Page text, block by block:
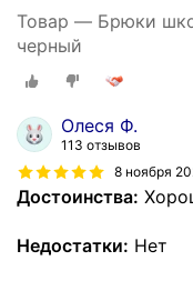
Товар — Брюки
черный
Олеся Ф.
113 отзывов
8 ноября
Достоинства:
Недостатки: Нет